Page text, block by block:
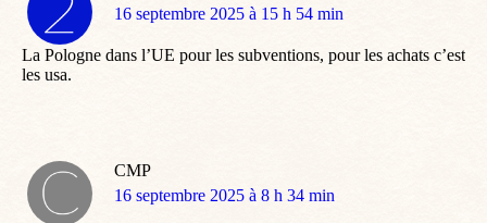
dit
16 septembre 2025 à 15 h 54 min
La Pologne dans l’UE pour les subventions, pour les achats c’est
les usa.
CMP
dit
16 septembre 2025 à 8 h 34 min